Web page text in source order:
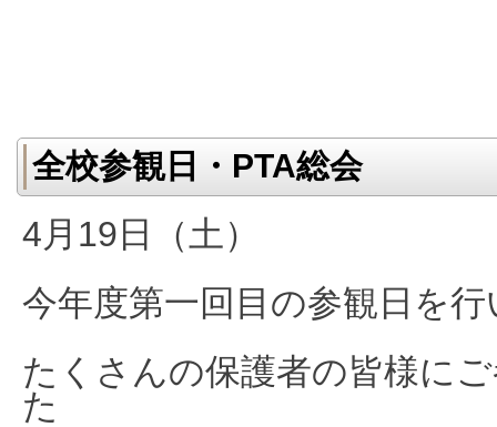
全校参観日・PTA総会
4月19日（土）
今年度第一回目の参観日を
たくさんの保護者の皆様に
た